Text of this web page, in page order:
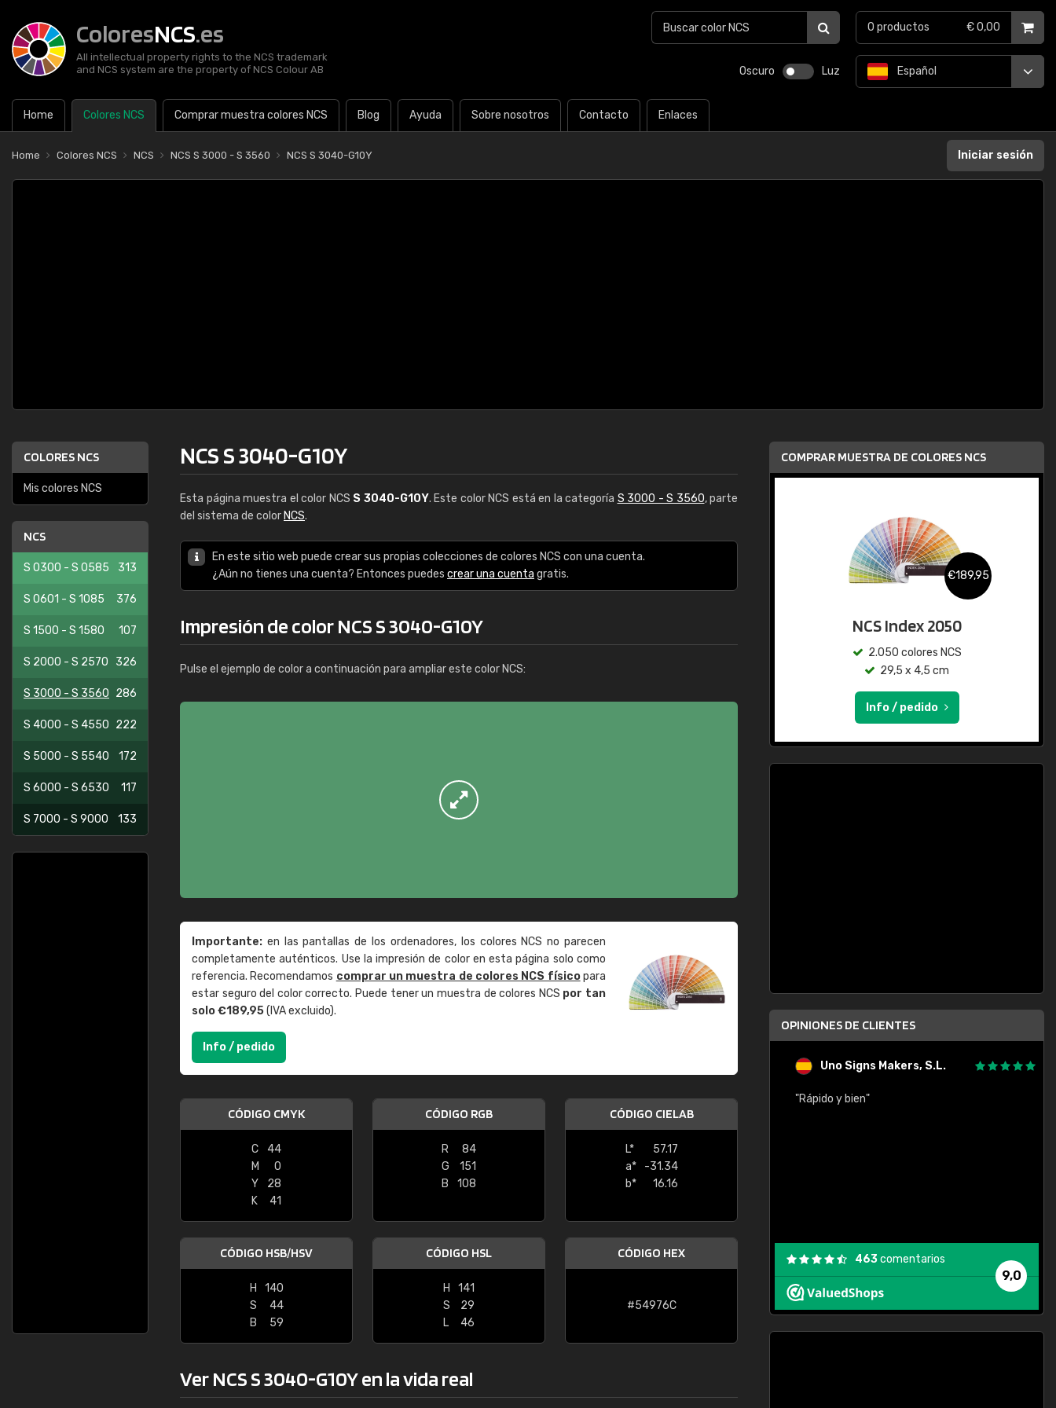
ColoresNCS.es
All intellectual property rights to the NCS trademark
and NCS system are the property of NCS Colour AB
Oscuro Luz
Home Colores NCS Comprar muestra colores NCS Blog Ayuda Sobre nosotros Contacto Enlaces
Español
0 productos € 0,00
Home Colores NCS NCS NCS S 3000 - S 3560 NCS S 3040-G10Y Iniciar sesión
COLORES NCS
Mis colores NCS
NCS
S 0300 - S 0585 313
S 0601 - S 1085 376
S 1500 - S 1580 107
S 2000 - S 2570 326
S 3000 - S 3560 286
S 4000 - S 4550 222
S 5000 - S 5540 172
S 6000 - S 6530 117
S 7000 - S 9000 133
NCS S 3040-G10Y
Esta página muestra el color NCS S 3040-G10Y. Este color NCS está en la categoría S 3000 - S 3560, parte
del sistema de color NCS.
En este sitio web puede crear sus propias colecciones de colores NCS con una cuenta.
¿Aún no tienes una cuenta? Entonces puedes crear una cuenta gratis.
Impresión de color NCS S 3040-G10Y
Pulse el ejemplo de color a continuación para ampliar este color NCS:
Importante: en las pantallas de los ordenadores, los colores NCS no parecen
completamente auténticos. Use la impresión de color en esta página solo como
referencia. Recomendamos comprar un muestra de colores NCS físicopara
estar seguro del color correcto. Puede tener un muestra de colores NCS por tan
solo €189,95(IVA excluido).
Info / pedido
CÓDIGO CMYK
C
44
M
0
Y
28
K
41
CÓDIGO RGB
R
84
G
151
B
108
CÓDIGO CIELAB
L*
57.17
a*
-31.34
b*
16.16
CÓDIGO HSB/HSV
H
140
S
44
B
59
CÓDIGO HSL
H
141
S
29
L
46
CÓDIGO HEX
#54976C
Ver NCS S 3040-G10Y en la vida real
COMPRAR MUESTRA DE COLORES NCS
€189,95
NCS Index 2050
2.050 colores NCS
29,5 x 4,5 cm
Info / pedido
OPINIONES DE CLIENTES
"Buen servicio. No obstante No es fácil
encontrar/comprar lo que se busca"
Uno Signs Makers, S.L.
"Rápido y bien"
9,0
463comentarios